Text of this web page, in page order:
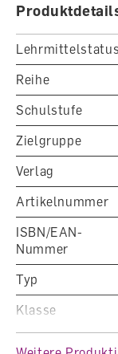
Lehrmittelstatus
Reihe
Schulstufe
Zielgruppe
Verlag
Artikelnummer
ISBN/EAN-
Nummer
Typ
Klasse